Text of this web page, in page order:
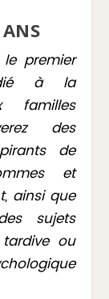
premier
à la
familles
des
de
et
ainsi que
sujets
ou